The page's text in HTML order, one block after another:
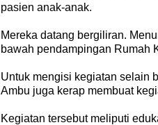
pasien anak-anak.
Mereka datang bergiliran.
bawah pendampingan Rumah
Untuk mengisi kegiatan selain
Ambu juga kerap membuat
Kegiatan tersebut meliputi